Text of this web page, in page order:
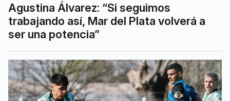
Agustina Álvarez: “Si seguimos
trabajando así, Mar del Plata volverá a
ser una potencia”